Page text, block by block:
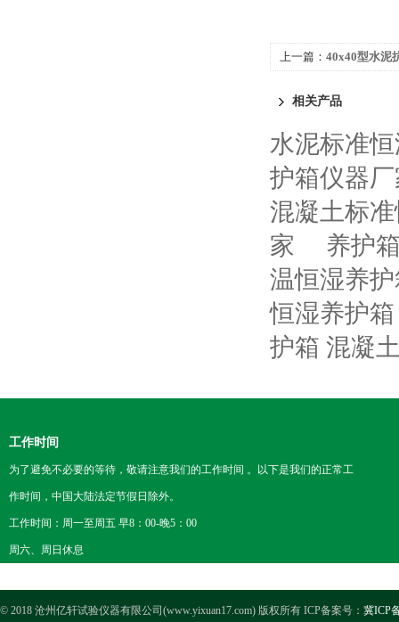
上一篇： 40x40型水泥
相关产品
水泥标准
护箱仪器
混凝土标
家
养护
温恒湿养
恒湿养护
护箱 混凝
工作时间
为了避免不必要的等待，敬请注意我们的工作时间 。以下是我们的正常工
作时间，中国大陆法定节假日除外。
工作时间：周一至周五 早8：00-晚5：00
周六、周日休息
© 2018 沧州亿轩试验仪器有限公司(www.yixuan17.com) 版权所有 ICP备案号： 冀ICP